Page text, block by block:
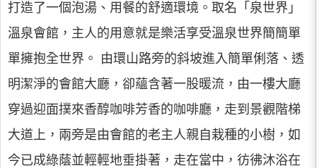
打造了一個泡湯、用餐的舒適環境。取名「泉世界」
溫泉會館，主人的用意就是樂活享受溫泉世界簡簡單
單擁抱全世界。 由環山路旁的斜坡進入簡單俐落、透
明潔淨的會館大廳，卻蘊含著一股暖流，由一樓大廳
穿過迎面撲來香醇咖啡芳香的咖啡廳，走到景觀階梯
大道上，兩旁是由會館的老主人親自栽種的小樹，如
今已成綠蔭並輕輕地垂掛著，走在當中，彷彿沐浴在